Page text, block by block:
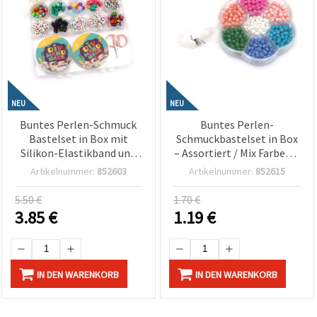
NEU
Buntes Perlen-Schmuck
Bastelset in Box mit
Silikon-Elastikband und
Schere – Sortierte Farben
Kreativ-Basteln und DIY
Schmuckherstellung
Artikelnummer: 852603
5.50 €
3.85€
IN DEN WARENKORB
NEU
Buntes Perlen-
Schmuckbastelset in Box
– Assortiert / Mix Farben –
Perfekt für Kinder –
Schmuck selber machen
Artikelnummer: 852615
1.70 €
1.19€
IN DEN WARENKORB